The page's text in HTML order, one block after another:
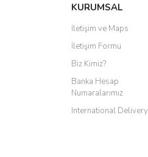
KURUMSAL
İletişim ve Maps
İletişim Formu
Biz Kimiz?
Banka Hesap
Numaralarımız
International Delivery